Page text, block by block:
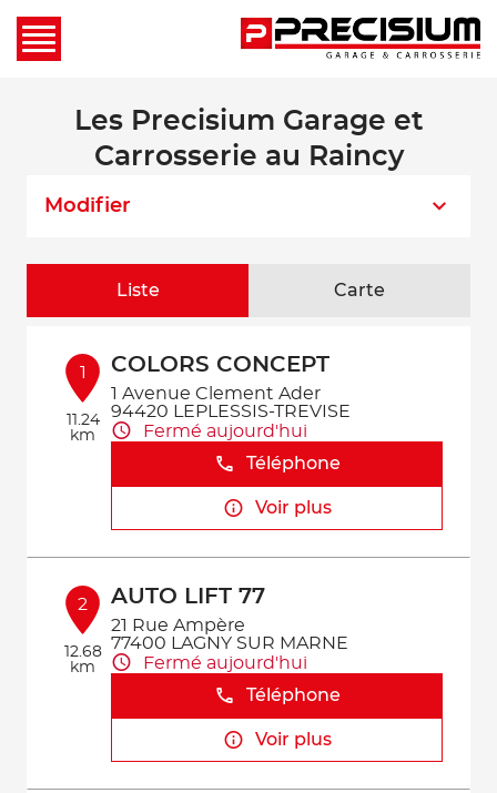
Les Precisium Garage et
Carrosserie au Raincy
Modifier
Liste Carte
1
11.24
km
COLORS CONCEPT
1 Avenue Clement Ader
94420 LEPLESSIS-TREVISE
Fermé aujourd'hui
Téléphone
Voir plus
2
12.68
km
AUTO LIFT 77
21 Rue Ampère
77400 LAGNY SUR MARNE
Fermé aujourd'hui
Téléphone
Voir plus